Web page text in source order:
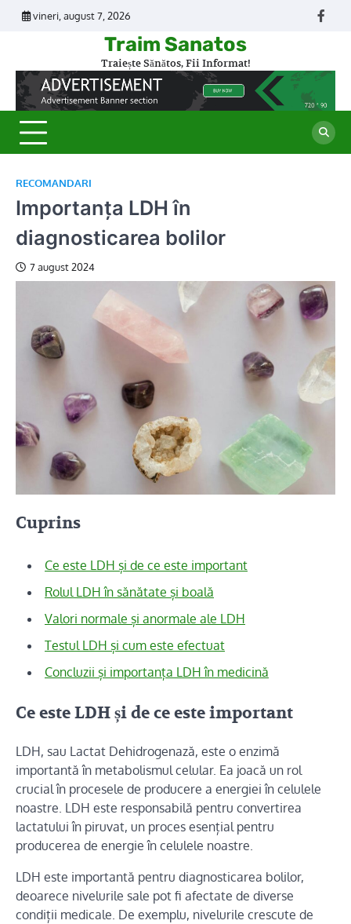
Skip
vineri, august 7, 2026
Traim Sanatos
Traiește Sănătos, Fii Informat!
RECOMANDARI
Importanța LDH în
diagnosticarea bolilor
7 august 2024
Cuprins
Ce este LDH și de ce este important
Rolul LDH în sănătate și boală
Valori normale și anormale ale LDH
Testul LDH și cum este efectuat
Concluzii și importanța LDH în medicină
Ce este LDH și de ce este important
LDH, sau Lactat Dehidrogenază, este o enzimă
importantă în metabolismul celular. Ea joacă un rol
crucial în procesele de producere a energiei în celulele
noastre. LDH este responsabilă pentru convertirea
lactatului în piruvat, un proces esențial pentru
producerea de energie în celulele noastre.
LDH este importantă pentru diagnosticarea bolilor,
deoarece nivelurile sale pot fi afectate de diverse
condiții medicale. De exemplu, nivelurile crescute de